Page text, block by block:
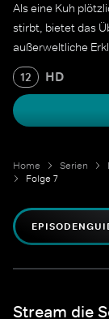
Als eine Kuh
stirbt, bietet das
außerweltliche
12 HD
Home Serien
Folge 7
Stream die